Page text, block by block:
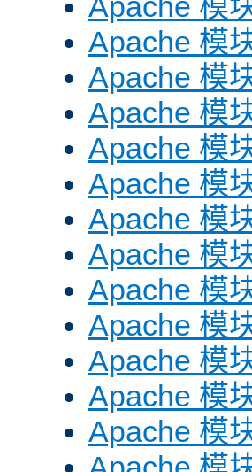
Apache 模
Apache 模
Apache 模
Apache 模
Apache 模
Apache 模
Apache 模
Apache 模
Apache 模
Apache 模
Apache 模
Apache 模